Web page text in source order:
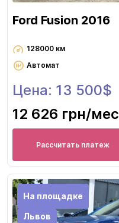
Ford Fusion 2016
128000 км
Автомат
Цена: 13 500$
12 626 грн/мес
Рассчитать платеж
На площадке
Львов